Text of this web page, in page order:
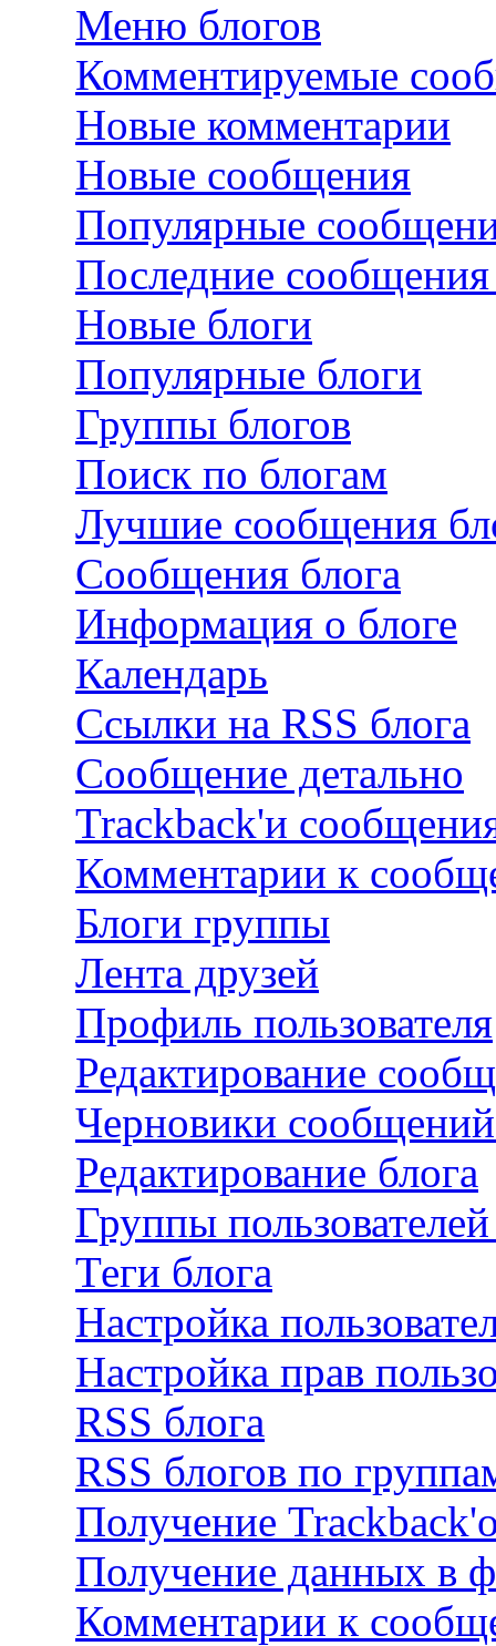
Меню блогов
Комментируемые
Новые комментарии
Новые сообщения
Популярные
Последние сообщения
Новые блоги
Популярные блоги
Группы блогов
Поиск по блогам
Лучшие сообщения
Сообщения блога
Информация о блоге
Календарь
Ссылки на RSS блога
Сообщение детально
Trackback'и
Комментарии к
Блоги группы
Лента друзей
Профиль пользователя
Редактирование
Черновики
Редактирование блога
Группы
Теги блога
Настройка
Настройка прав
RSS блога
RSS блогов по
Получение
Получение данных в
Комментарии к